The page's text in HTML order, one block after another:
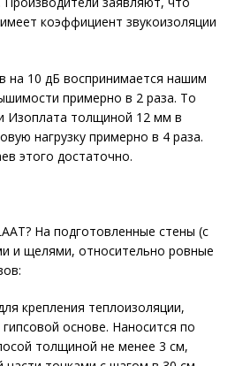
коэффициент звукоизоляции
на 10 дБ воспринимается нашим
примерно в 2 раза. То
Изоплата толщиной 12 мм в
нагрузку примерно в 4 раза.
этого достаточно.
На подготовленные стены (с
и щелями, относительно ровные
крепления теплоизоляции,
основе. Наносится по
толщиной не менее 3 см,